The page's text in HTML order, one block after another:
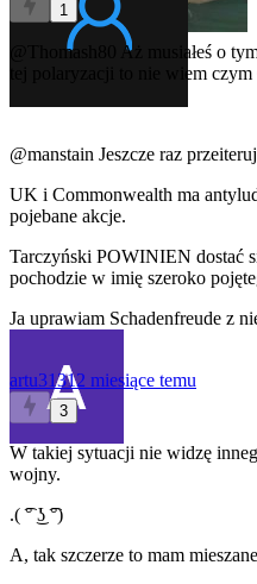
1
@Thomash80
Aż musiałeś o
tej polaryzacji to nie wiem czym
@manstain Jeszcze raz
UK i Commonwealth ma
pojebane akcje.
Tarczyński POWINIEN dostać
pochodzie w imię szeroko
Ja uprawiam Schadenfreude z
artu31312 miesiące temu
3
W takiej sytuacji nie widzę
wojny.
.( ͡° ͜ʖ ͡°)
A, tak szczerze to mam